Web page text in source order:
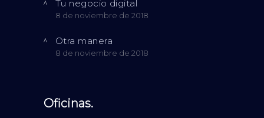
Tu negocio digital
8 de noviembre de 2018
Otra manera
8 de noviembre de 2018
Oficinas.